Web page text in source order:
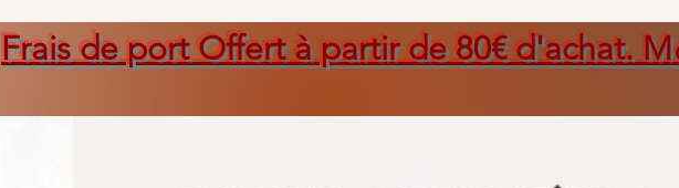
Frais de port Offert à partir de 80€ d'achat. M